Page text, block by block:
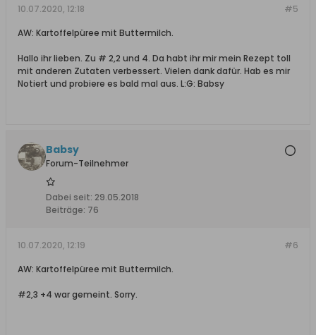
#5
10.07.2020, 12:18
AW: Kartoffelpüree mit Buttermilch.
Hallo ihr lieben. Zu # 2,2 und 4. Da habt ihr mir mein Rezept toll
mit anderen Zutaten verbessert. Vielen dank dafür. Hab es mir
Notiert und probiere es bald mal aus. L:G: Babsy
Babsy
Forum-Teilnehmer
Dabei seit: 29.05.2018
Beiträge: 76
#6
10.07.2020, 12:19
AW: Kartoffelpüree mit Buttermilch.
#2,3 +4 war gemeint. Sorry.